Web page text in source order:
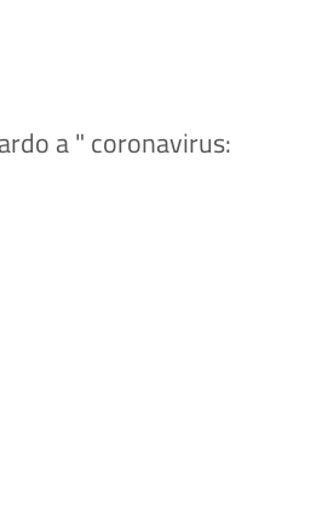
a " coronavirus: